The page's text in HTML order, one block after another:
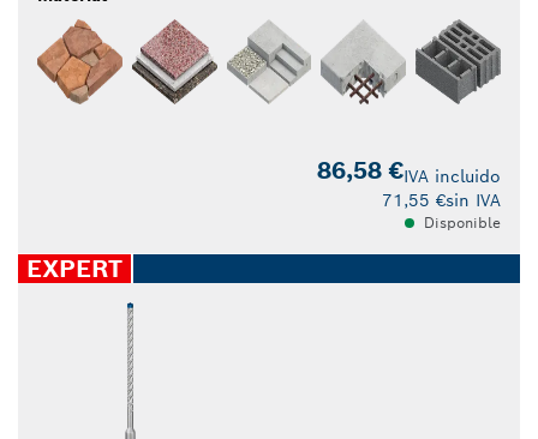
86,58 €IVA incluido
71,55 €sin IVA
Disponible
EXPERT